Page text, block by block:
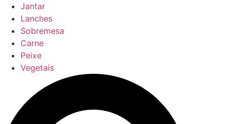
Jantar
Lanches
Sobremesa
Carne
Peixe
Vegetais